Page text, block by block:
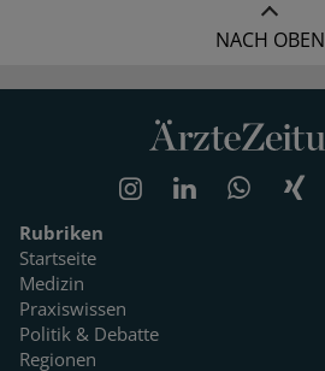
NACH OBEN
Rubriken
Startseite
Medizin
Praxiswissen
Politik & Debatte
Regionen